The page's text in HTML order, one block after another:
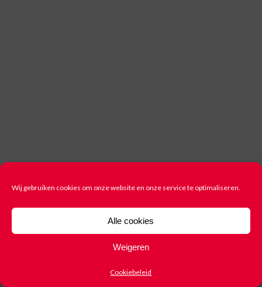
Wij gebruiken cookies om onze website en onze service te optimaliseren.
Alle cookies
Weigeren
Cookiebeleid